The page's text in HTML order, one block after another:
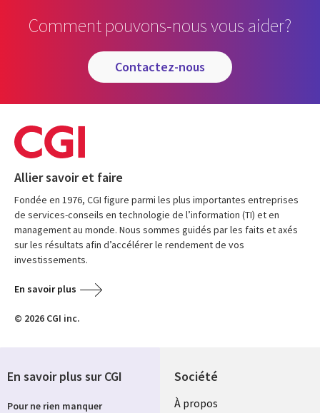
Comment pouvons-nous vous aider?
contactez-nous
Allier savoir et faire
Fondée en 1976, CGI figure parmi les plus importantes entreprises
de services-conseils en technologie de l’information (TI) et en
management au monde. Nous sommes guidés par les faits et axés
sur les résultats afin d’accélérer le rendement de vos
investissements.
En savoir plus
© 2026 CGI inc.
Société
À propos
En savoir plus sur CGI
Pour ne rien manquer